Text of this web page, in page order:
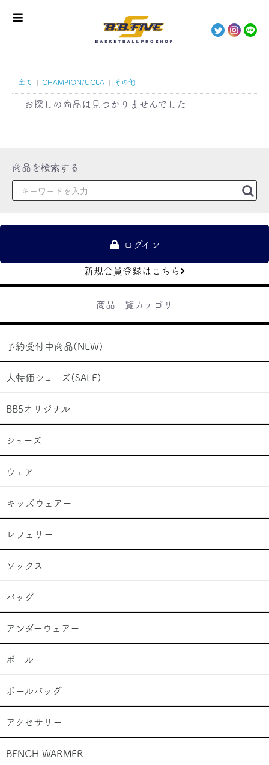
ログイン
新規会員登録はこちら
商品一覧カテゴリ
予約受付中商品(NEW)
大特価シューズ(SALE)
BB5オリジナル
シューズ
ウェアー
キッズウェアー
レフェリー
ソックス
バッグ
アンダーウェアー
ボール
ボールバッグ
アクセサリー
BENCH WARMER
全て | CHAMPION/UCLA | その他
お探しの商品は見つかりませんでした